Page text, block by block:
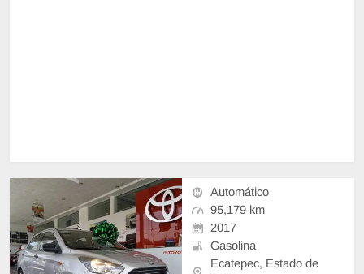
Automático
95,179 km
2017
Gasolina
Ecatepec, Estado de